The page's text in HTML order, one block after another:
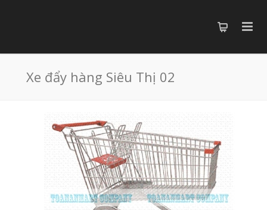
Xe đẩy hàng Siêu Thị 02